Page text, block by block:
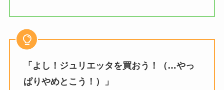
「よし！ジュリエッタを買おう！（…やっ
ぱりやめとこう！）」